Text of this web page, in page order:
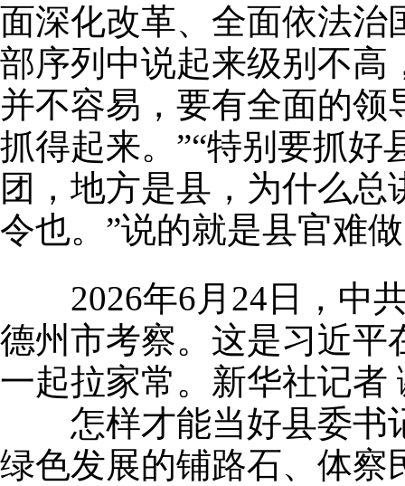
面深化改革、全面依法治
部序列中说起来级别不高
并不容易，要有全面的
抓得起来。”“特别要抓
团，地方是县，为什么
令也。”说的就是县官难
2026年6月24日，中共
德州市考察。这是习近平
一起拉家常。新华社记者
怎样才能当好县委书记
绿色发展的铺路石、体察